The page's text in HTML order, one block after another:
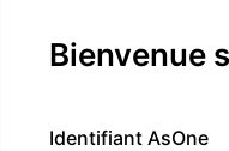
Bienvenue
Identifiant AsOne